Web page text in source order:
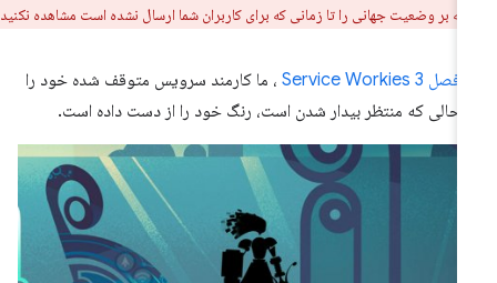
بر وضعیت جهانی را تا زمانی که برای کاربران شما ارسال نشده است مشاهده نکنید.
فصل 3 Service Workies
، ما کارمند سرویس متوقف شده خود را
حالی که منتظر بیدار شدن است، رنگ خود را از دست داده است.